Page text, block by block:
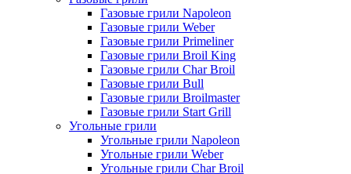
Газовые грили Napoleon
Газовые грили Weber
Газовые грили Primeliner
Газовые грили Broil King
Газовые грили Char Broil
Газовые грили Bull
Газовые грили Broilmaster
Газовые грили Start Grill
Угольные грили
Угольные грили Napoleon
Угольные грили Weber
Угольные грили Char Broil